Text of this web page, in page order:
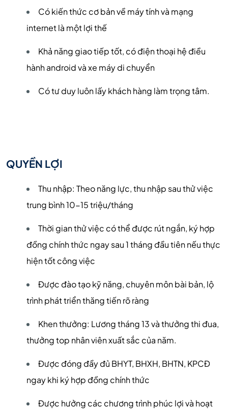
Có kiến thức cơ bản về máy tính và mạng
internet là một lợi thế
Khả năng giao tiếp tốt, có điện thoại hệ điều
hành android và xe máy di chuyển
Có tư duy luôn lấy khách hàng làm trọng tâm.
QUYỀN LỢI
Thu nhập: Theo năng lực, thu nhập sau thử việc
trung bình 10-15 triệu/tháng
Thời gian thử việc có thể được rút ngắn, ký hợp
đồng chính thức ngay sau 1 tháng đầu tiên nếu thực
hiện tốt công việc
Được đào tạo kỹ năng, chuyên môn bài bản, lộ
trình phát triển thăng tiến rõ ràng
Khen thưởng: Lương tháng 13 và thưởng thi đua,
thưởng top nhân viên xuất sắc của năm.
Được đóng đầy đủ BHYT, BHXH, BHTN, KPCĐ
ngay khi ký hợp đồng chính thức
Được hưởng các chương trình phúc lợi và hoạt